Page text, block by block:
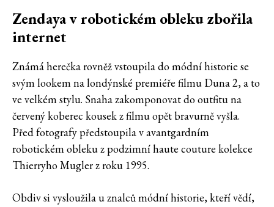
Zendaya v robotickém obleku zbořila
internet
Známá herečka rovněž vstoupila do módní historie se
svým lookem na londýnské premiéře filmu Duna 2, a to
ve velkém stylu. Snaha zakomponovat do outfitu na
červený koberec kousek z filmu opět bravurně vyšla.
Před fotografy předstoupila v avantgardním
robotickém obleku z podzimní haute couture kolekce
Thierryho Mugler z roku 1995.
Obdiv si vysloužila u znalců módní historie, kteří vědí,